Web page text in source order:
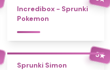
Incredibox - Sprunki
Pokemon
5★
Sprunki Simon